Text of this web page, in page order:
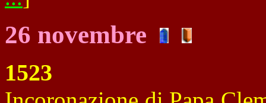
26 novembre
1523